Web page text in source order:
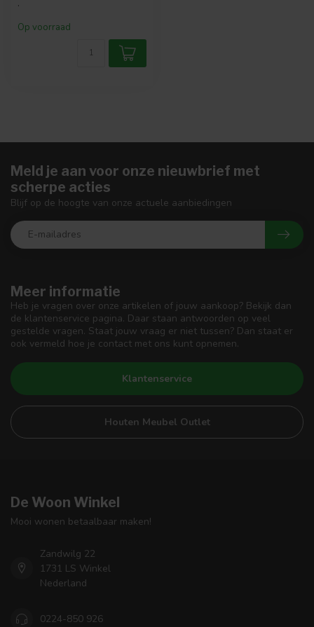
.
Op voorraad
Meer informatie
Heb je vragen over onze artikelen of jouw aankoop? Bekijk dan
de klantenservice pagina. Daar staan antwoorden op veel
gestelde vragen. Staat jouw vraag er niet tussen? Dan staat er
ook vermeld hoe je contact met ons kunt opnemen.
Klantenservice
Houten Meubel Outlet
Meld je aan voor onze nieuwbrief met
scherpe acties
Blijf op de hoogte van onze actuele aanbiedingen
De Woon Winkel
Mooi wonen betaalbaar maken!
Zandwilg 22
1731 LS Winkel
Nederland
0224-850 926